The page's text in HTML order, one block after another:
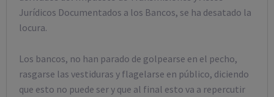
Jurídicos Documentados a los Bancos, se ha desatado la
locura.
Los bancos, no han parado de golpearse en el pecho,
rasgarse las vestiduras y flagelarse en público, diciendo
que esto no puede ser y que al final esto va a repercutir